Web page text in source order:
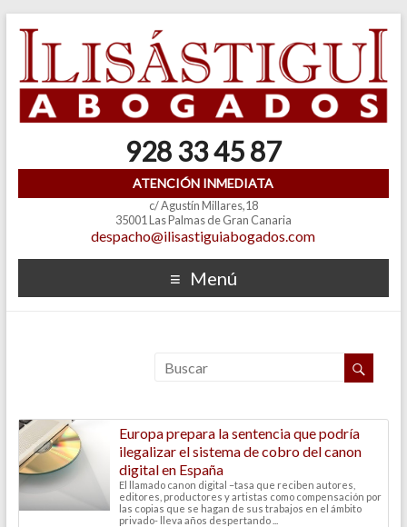
928 33 45 87
ATENCIÓN INMEDIATA
c/ Agustín Millares,18
35001 Las Palmas de Gran Canaria
despacho@ilisastiguiabogados.com
Menú
Europa prepara la sentencia que podría
ilegalizar el sistema de cobro del canon
digital en España
El llamado canon digital –tasa que reciben autores,
editores, productores y artistas como compensación por
las copias que se hagan de sus trabajos en el ámbito
privado- lleva años despertando ...